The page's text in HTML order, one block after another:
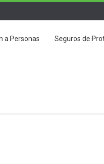
a Personas Seguros de